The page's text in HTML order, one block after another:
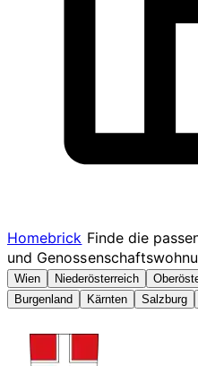
Homebrick Finde die
und
Wien Niederösterreich
Burgenland
Kärnten Salzburg